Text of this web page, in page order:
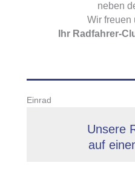
neben
Wir freuen
Ihr Radfahrer-
Einrad
Unsere
auf